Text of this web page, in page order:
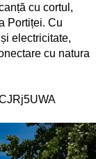
cu cortul,
Portiței. Cu
electricitate,
cu natura